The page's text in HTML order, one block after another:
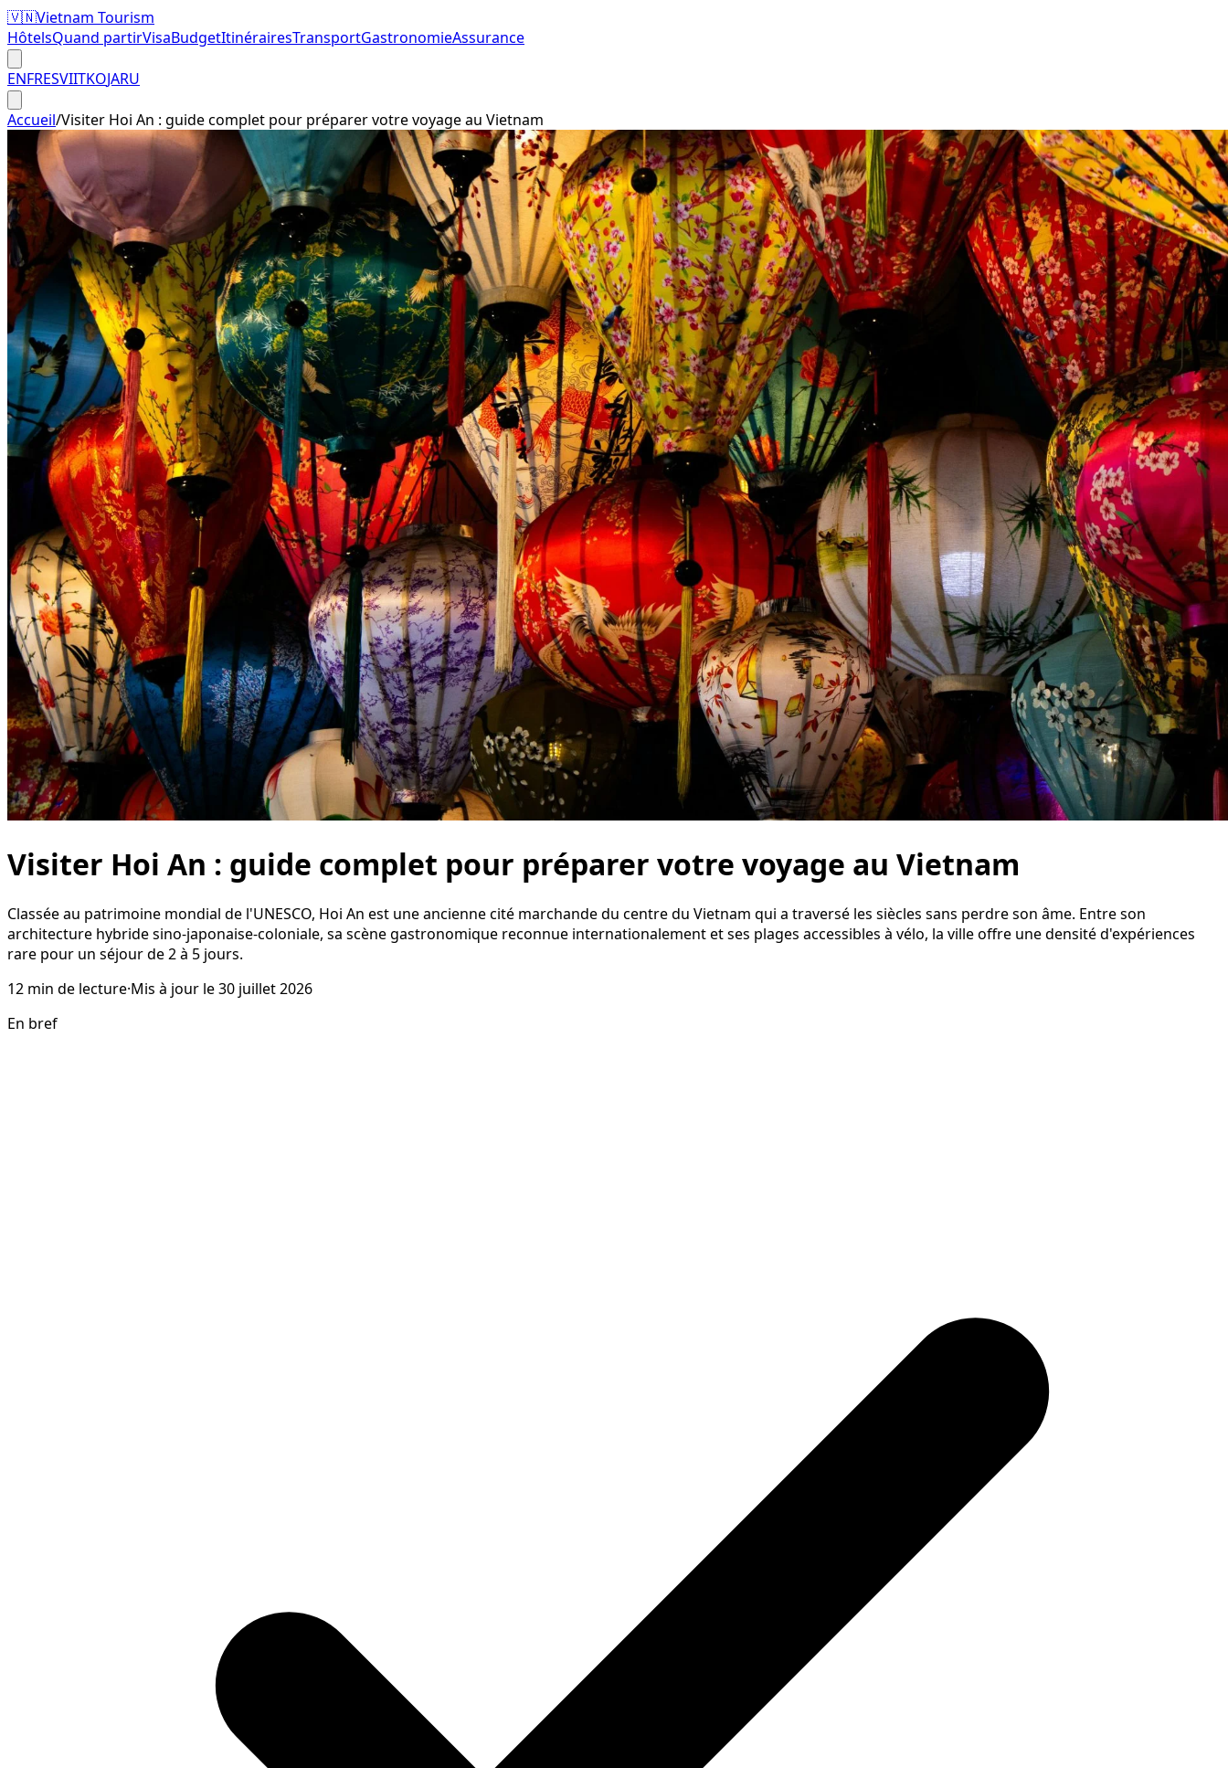
🇻🇳Vietnam Tourism
HôtelsQuand partirVisaBudgetItinérairesTransportGastronomieAssurance
ENFRESVIITKOJARU
Accueil/Visiter Hoi An : guide complet pour préparer votre voyage au Vietnam
Visiter Hoi An : guide complet pour préparer votre voyage au Vietnam
Classée au patrimoine mondial de l'UNESCO, Hoi An est une ancienne cité marchande du centre du Vietnam qui a traversé les siècles sans perdre son âme. Entre son
architecture hybride sino-japonaise-coloniale, sa scène gastronomique reconnue internationalement et ses plages accessibles à vélo, la ville offre une densité d'expériences
rare pour un séjour de 2 à 5 jours.
12 min de lecture·Mis à jour le30 juillet 2026
En bref